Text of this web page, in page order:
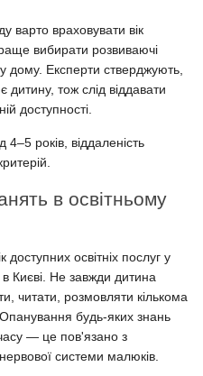
варто враховувати вік
вибирати розвиваючі
дому. Експерти стверджують,
тож слід віддавати
доступності.
років, віддаленість
в освітньому
освітніх послуг у
Києві. Не завжди дитина
читати, розмовляти кількома
будь-яких знань
— це пов'язано з
системи малюків.